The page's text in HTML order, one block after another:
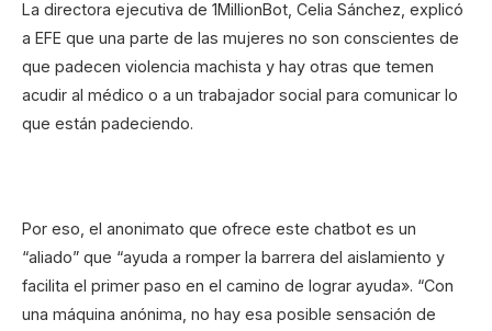
La directora ejecutiva de 1MillionBot, Celia Sánchez, explicó
a EFE que una parte de las mujeres no son conscientes de
que padecen violencia machista y hay otras que temen
acudir al médico o a un trabajador social para comunicar lo
que están padeciendo.
Por eso, el anonimato que ofrece este chatbot es un
“aliado” que “ayuda a romper la barrera del aislamiento y
facilita el primer paso en el camino de lograr ayuda». “Con
una máquina anónima, no hay esa posible sensación de